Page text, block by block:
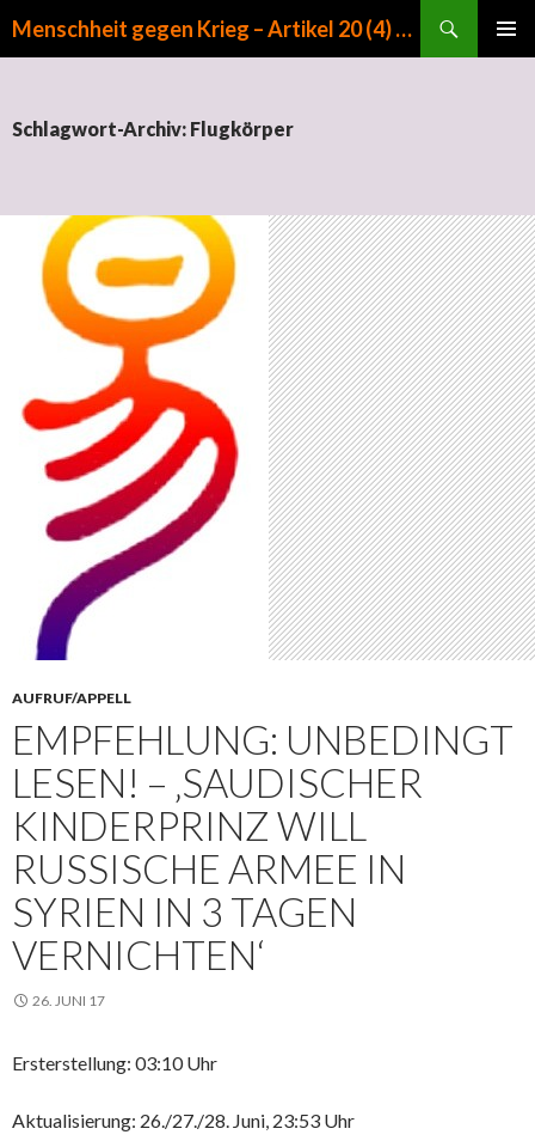
Menschheit gegen Krieg – Artikel 20 (4) GG
Schlagwort-Archiv: Flugkörper
AUFRUF/APPELL
EMPFEHLUNG: UNBEDINGT
LESEN! – ‚SAUDISCHER
KINDERPRINZ WILL
RUSSISCHE ARMEE IN
SYRIEN IN 3 TAGEN
VERNICHTEN‘
26. JUNI 17
Ersterstellung: 03:10 Uhr
Aktualisierung: 26./27./28. Juni, 23:53 Uhr